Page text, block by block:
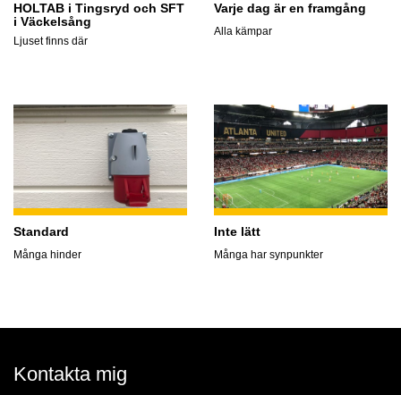
HOLTAB i Tingsryd och SFT
i Väckelsång
Ljuset finns där
Varje dag är en framgång
Alla kämpar
Standard
Många hinder
Inte lätt
Många har synpunkter
Kontakta mig